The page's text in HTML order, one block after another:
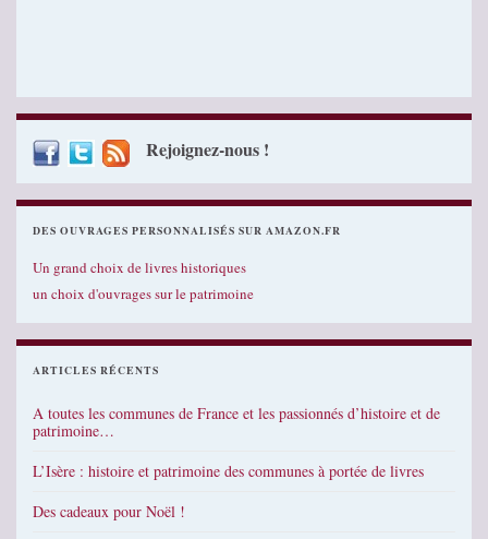
Rejoignez-nous !
DES OUVRAGES PERSONNALISÉS SUR AMAZON.FR
Un grand choix de livres historiques
un choix d'ouvrages sur le patrimoine
ARTICLES RÉCENTS
A toutes les communes de France et les passionnés d’histoire et de
patrimoine…
L’Isère : histoire et patrimoine des communes à portée de livres
Des cadeaux pour Noël !